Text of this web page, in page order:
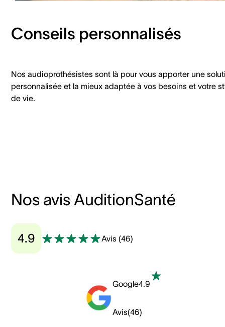
Conseils personnalisés
Nos audioprothésistes sont là pour vous apporter une
personnalisée et la mieux adaptée à vos besoins et votre
de vie.
Nos avis AuditionSanté
4.9 Avis (46)
Google4.9
Avis(46)